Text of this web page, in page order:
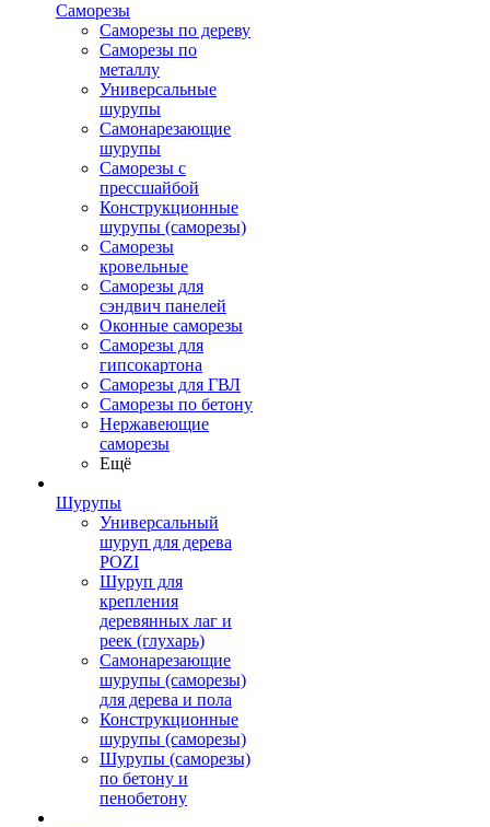
Саморезы
Саморезы по дереву
Саморезы по
металлу
Универсальные
шурупы
Самонарезающие
шурупы
Саморезы с
прессшайбой
Конструкционные
шурупы (саморезы)
Саморезы
кровельные
Саморезы для
сэндвич панелей
Оконные саморезы
Саморезы для
гипсокартона
Саморезы для ГВЛ
Саморезы по бетону
Нержавеющие
саморезы
Ещё
Шурупы
Универсальный
шуруп для дерева
POZI
Шуруп для
крепления
деревянных лаг и
реек (глухарь)
Самонарезающие
шурупы (саморезы)
для дерева и пола
Конструкционные
шурупы (саморезы)
Шурупы (саморезы)
по бетону и
пенобетону